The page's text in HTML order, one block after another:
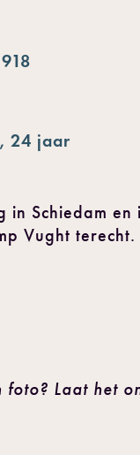
24 jaar
Schiedam
Vught
foto? Laat het